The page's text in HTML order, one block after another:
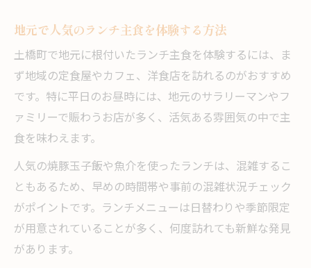
地元で人気のランチ主食を体験する方法
土橋町で地元に根付いたランチ主食を体験するには、ま
ず地域の定食屋やカフェ、洋食店を訪れるのがおすすめ
です。特に平日のお昼時には、地元のサラリーマンやフ
ァミリーで賑わうお店が多く、活気ある雰囲気の中で主
食を味わえます。
人気の焼豚玉子飯や魚介を使ったランチは、混雑するこ
ともあるため、早めの時間帯や事前の混雑状況チェック
がポイントです。ランチメニューは日替わりや季節限定
が用意されていることが多く、何度訪れても新鮮な発見
があります。